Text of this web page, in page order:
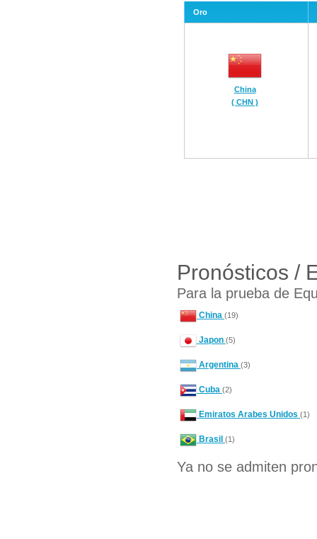
Oro
China
( CHN )
Pronósticos /
Para la prueba de
China (19)
Japon (5)
Argentina (3)
Cuba (2)
Emiratos Arabes Unidos (1)
Brasil (1)
Ya no se admiten